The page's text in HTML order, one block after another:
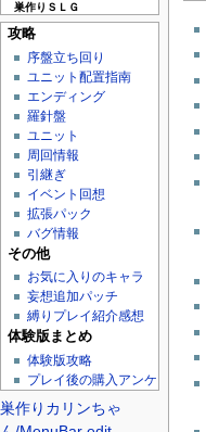
巣作りＳＬＧ
攻略
序盤立ち回り
ユニット配置指南
エンディング
羅針盤
ユニット
周回情報
引継ぎ
イベント回想
拡張パック
バグ情報
その他
お気に入りのキャラ
妄想追加パッチ
縛りプレイ紹介感想
体験版まとめ
体験版攻略
プレイ後の購入アンケ
巣作りカリンちゃ